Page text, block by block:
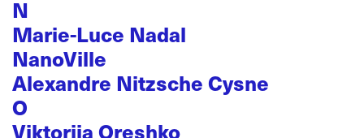
N
Marie-Luce Nadal
NanoVille
Alexandre Nitzsche Cysne
O
Viktoriia Oreshko